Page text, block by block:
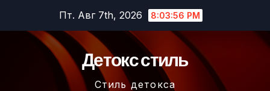
содержимому
Пт. Авг 7th, 2026 8:03:57 PM
Детокс стиль
Стиль детокса